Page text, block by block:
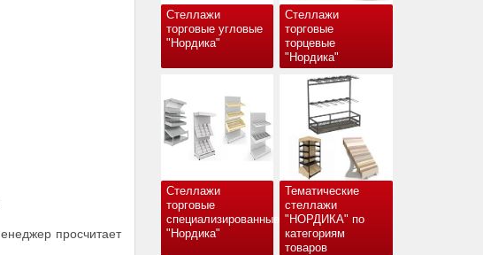
Стеллажи
торговые угловые
"Нордика"
Стеллажи
торговые
торцевые
"Нордика"
Стеллажи
торговые
специализированные
"Нордика"
Тематические
стеллажи
"НОРДИКА" по
категориям
товаров
просчитает